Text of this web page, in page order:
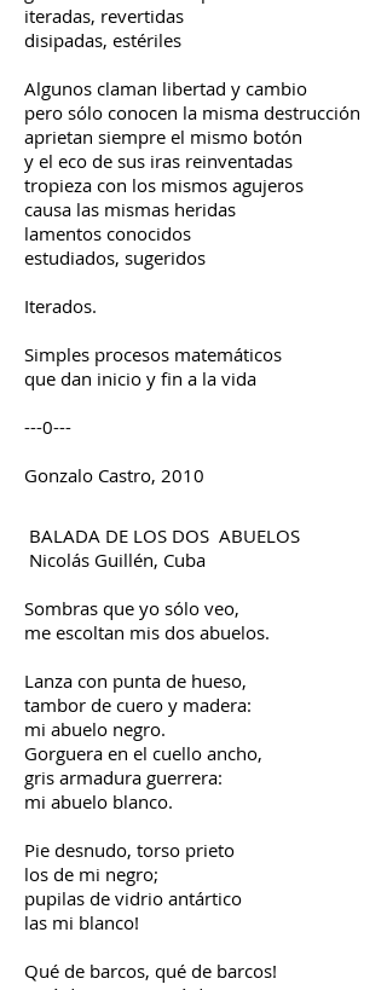
iteradas, revertidas
disipadas, estériles
Algunos claman libertad y cambio
pero sólo conocen la misma destrucción
aprietan siempre el mismo botón
y el eco de sus iras reinventadas
tropieza con los mismos agujeros
causa las mismas heridas
lamentos conocidos
estudiados, sugeridos
Iterados.
Simples procesos matemáticos
que dan inicio y fin a la vida
---0---
Gonzalo Castro, 2010
BALADA DE LOS DOS ABUELOS
Nicolás Guillén, Cuba
Sombras que yo sólo veo,
me escoltan mis dos abuelos.
Lanza con punta de hueso,
tambor de cuero y madera:
mi abuelo negro.
Gorguera en el cuello ancho,
gris armadura guerrera:
mi abuelo blanco.
Pie desnudo, torso prieto
los de mi negro;
pupilas de vidrio antártico
las mi blanco!
Qué de barcos, qué de barcos!